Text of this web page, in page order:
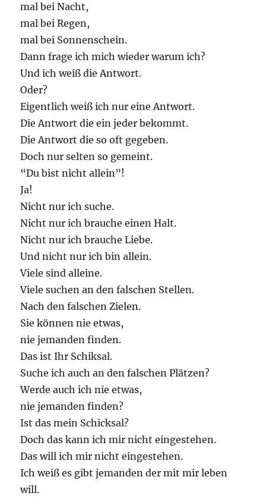
mal bei Nacht,
mal bei Regen,
mal bei Sonnenschein.
Dann frage ich mich wieder warum ich?
Und ich weiß die Antwort.
Oder?
Eigentlich weiß ich nur eine Antwort.
Die Antwort die ein jeder bekommt.
Die Antwort die so oft gegeben.
Doch nur selten so gemeint.
“Du bist nicht allein”!
Ja!
Nicht nur ich suche.
Nicht nur ich brauche einen Halt.
Nicht nur ich brauche Liebe.
Und nicht nur ich bin allein.
Viele sind alleine.
Viele suchen an den falschen Stellen.
Nach den falschen Zielen.
Sie können nie etwas,
nie jemanden finden.
Das ist Ihr Schiksal.
Suche ich auch an den falschen Plätzen?
Werde auch ich nie etwas,
nie jemanden finden?
Ist das mein Schicksal?
Doch das kann ich mir nicht eingestehen.
Das will ich mir nicht eingestehen.
Ich weiß es gibt jemanden der mit mir leben
will.